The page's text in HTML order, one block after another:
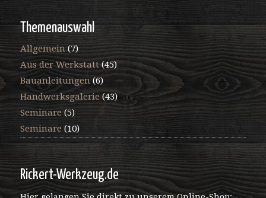
Themenauswahl
Allgemein(7)
Aus der Werkstatt(45)
Bauanleitungen(6)
Handwerksgalerie(43)
Seminare (5)
Seminare(10)
Rickert-Werkzeug.de